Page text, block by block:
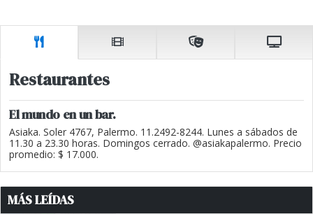
Restaurantes
El mundo en un bar.
Asiaka. Soler 4767, Palermo. 11.2492-8244. Lunes a sábados de
11.30 a 23.30 horas. Domingos cerrado. @asiakapalermo. Precio
promedio: $ 17.000.
MÁS LEÍDAS